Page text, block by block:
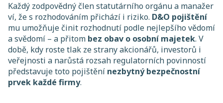
Každý zodpovědný člen statutárního orgánu a manažer
ví, že s rozhodováním přichází i riziko. D&O pojištění
mu umožňuje činit rozhodnutí podle nejlepšího vědomí
a svědomí – a přitom bez obav o osobní majetek. V
době, kdy roste tlak ze strany akcionářů, investorů i
veřejnosti a narůstá rozsah regulatorních povinností
představuje toto pojištění nezbytný bezpečnostní
prvek každé firmy.